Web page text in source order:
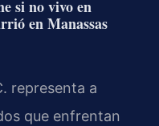
si no vivo en
en Manassas
representa a
que enfrentan